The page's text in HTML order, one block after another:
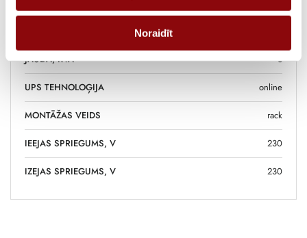
Noraidīt
JAUDA, KVA 6
UPS TEHNOLOĢIJA online
MONTĀŽAS VEIDS rack
IEEJAS SPRIEGUMS, V 230
IZEJAS SPRIEGUMS, V 230